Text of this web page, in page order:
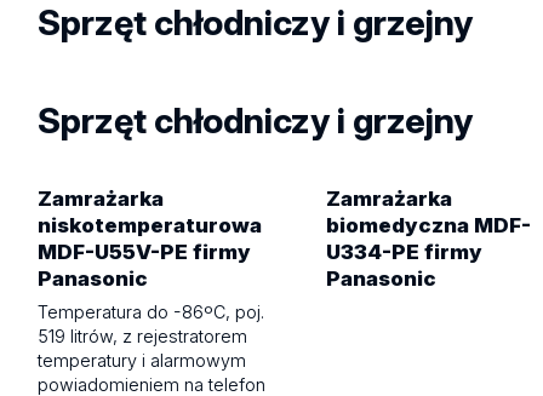
Sprzęt chłodniczy i grzejny
Sprzęt chłodniczy i grzejny
Zamrażarka
niskotemperaturowa
MDF-U55V-PE firmy
Panasonic
Temperatura do -86ºC, poj.
519 litrów, z rejestratorem
temperatury i alarmowym
powiadomieniem na telefon
Zamrażarka
biomedyczna MDF-
U334-PE firmy
Panasonic